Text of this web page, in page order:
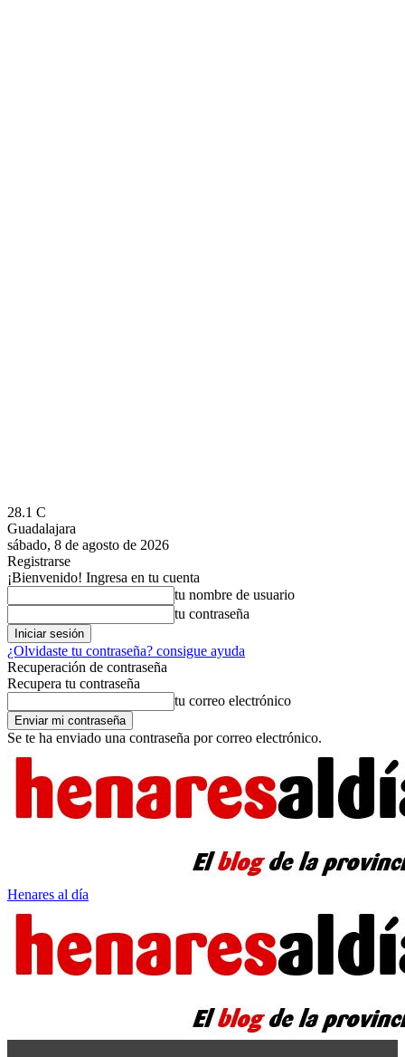
28.1 C
Guadalajara
sábado, 8 de agosto de 2026
Registrarse
¡Bienvenido! Ingresa en tu cuenta
tu nombre de usuario
tu contraseña
¿Olvidaste tu contraseña? consigue ayuda
Recuperación de contraseña
Recupera tu contraseña
tu correo electrónico
Se te ha enviado una contraseña por correo electrónico.
Henares al día